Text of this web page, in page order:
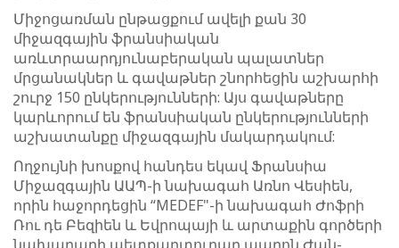
Միջոցառման ընթացքում ավելի քան 30
միջազգային ֆրանսիական
առևտրաարդյունաբերական պալատներ
մրցանակներ և գավաթներ շնորհեցին աշխարհի
շուրջ 150 ընկերությունների: Այս գավաթները
կարևորում են ֆրանսիական ընկերությունների
աշխատանքը միջազգային մակարդակում:
Ողջույնի խոսքով հանդես եկավ Ֆրանսիա
Միջազգային ԱԱՊ-ի նախագահ Առնո Վեսիեն,
որին հաջորդեցին “MEDEF"-ի նախագահ Ժոֆրի
Ռու դե Բեզիեն և Եվրոպայի և արտաքին գործերի